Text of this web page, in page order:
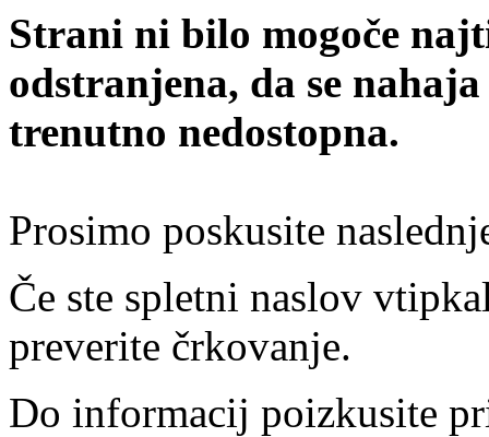
Strani ni bilo mogoče
odstranjena, da se
trenutno nedostopna.
Prosimo poskusite
Če ste spletni naslov
preverite črkovanje.
Do informacij poizkusite